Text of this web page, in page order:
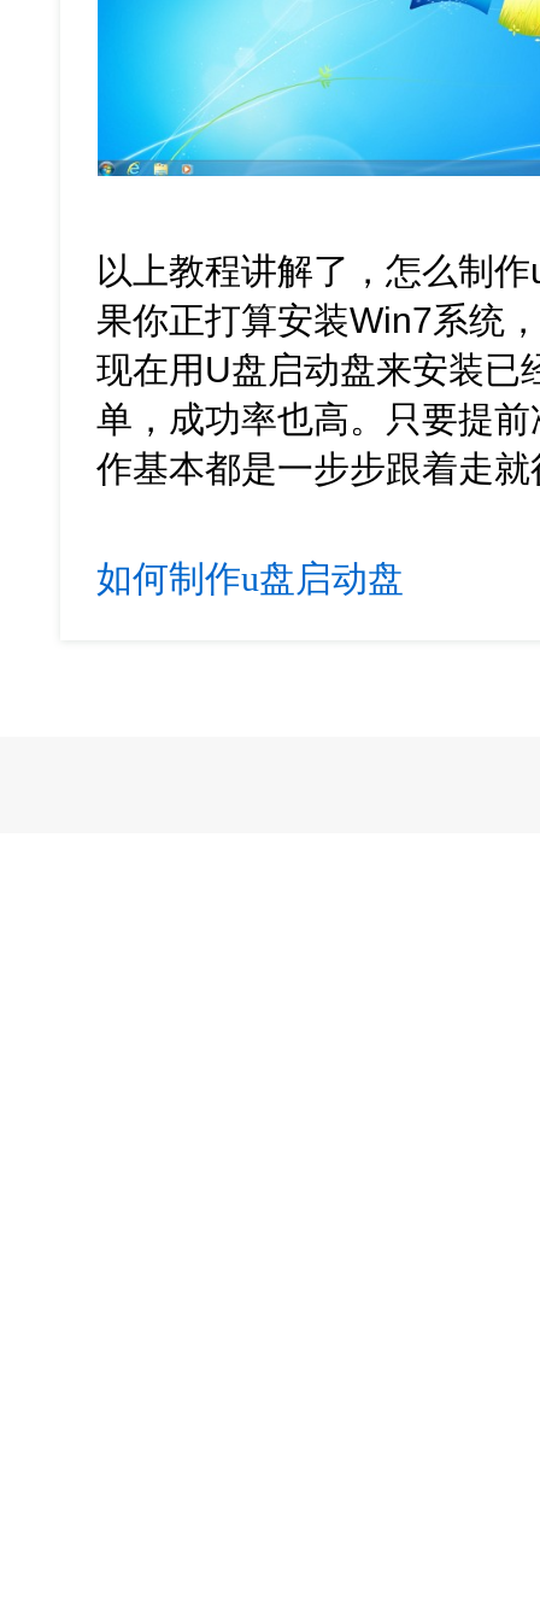
以上教程讲解了，怎么制
果你正打算安装Win7系统
现在用U盘启动盘来安装已
单，成功率也高。只要提
作基本都是一步步跟着走就
如何制作u盘启动盘